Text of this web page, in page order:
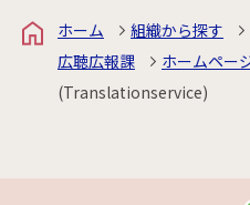
ホーム 組織から探す
広聴広報課
ホームペー
(Translationservice)